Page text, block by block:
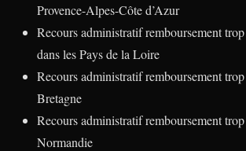
Provence-Alpes-Côte d’Azur
Recours administratif remboursement
dans les Pays de la Loire
Recours administratif remboursement
Bretagne
Recours administratif remboursement
Normandie